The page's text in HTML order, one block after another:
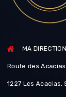
MA
Route des
1227 Les Acacias,